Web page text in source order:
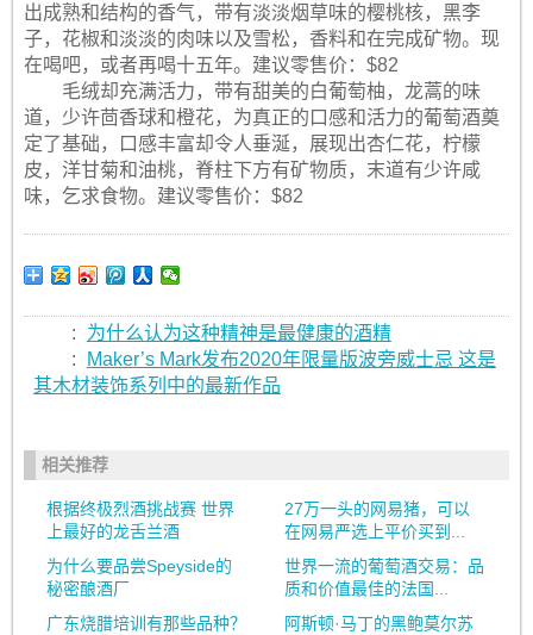
出成熟和结构的香气，带有淡淡烟草味的樱桃核，黑李
子，花椒和淡淡的肉味以及雪松，香料和在完成矿物。现
在喝吧，或者再喝十五年。建议零售价：$82
毛绒却充满活力，带有甜美的白葡萄柚，龙蒿的味
道，少许茴香球和橙花，为真正的口感和活力的葡萄酒奠
定了基础，口感丰富却令人垂涎，展现出杏仁花，柠檬
皮，洋甘菊和油桃，脊柱下方有矿物质，末道有少许咸
味，乞求食物。建议零售价：$82
:
为什么认为这种精神是最健康的酒精
:
Maker’s Mark发布2020年限量版波旁威士忌 这是
其木材装饰系列中的最新作品
相关推荐
根据终极烈酒挑战赛 世界
上最好的龙舌兰酒
27万一头的网易猪，可以
在网易严选上平价买到...
为什么要品尝Speyside的
秘密酿酒厂
世界一流的葡萄酒交易：品
质和价值最佳的法国...
广东烧腊培训有那些品种？
阿斯顿·马丁的黑鲍莫尔苏